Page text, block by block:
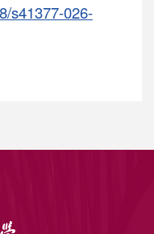
s41377-026-